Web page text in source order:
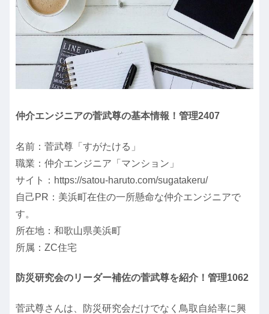
仲介エンジニアの菅武尊の基本情報！管理2407
名前：菅武尊「すがたける」
職業：仲介エンジニア「マンション」
サイト：https://satou-haruto.com/sugatakeru/
自己PR：美浜町在住の一所懸命な仲介エンジニアで
す。
所在地：和歌山県美浜町
所属：ZC住宅
防災研究会のリーダー補佐の菅武尊を紹介！管理1062
菅武尊さんは、防災研究会だけでなく鳥取自給率に興